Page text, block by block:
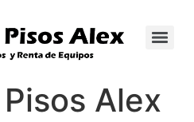
Alex